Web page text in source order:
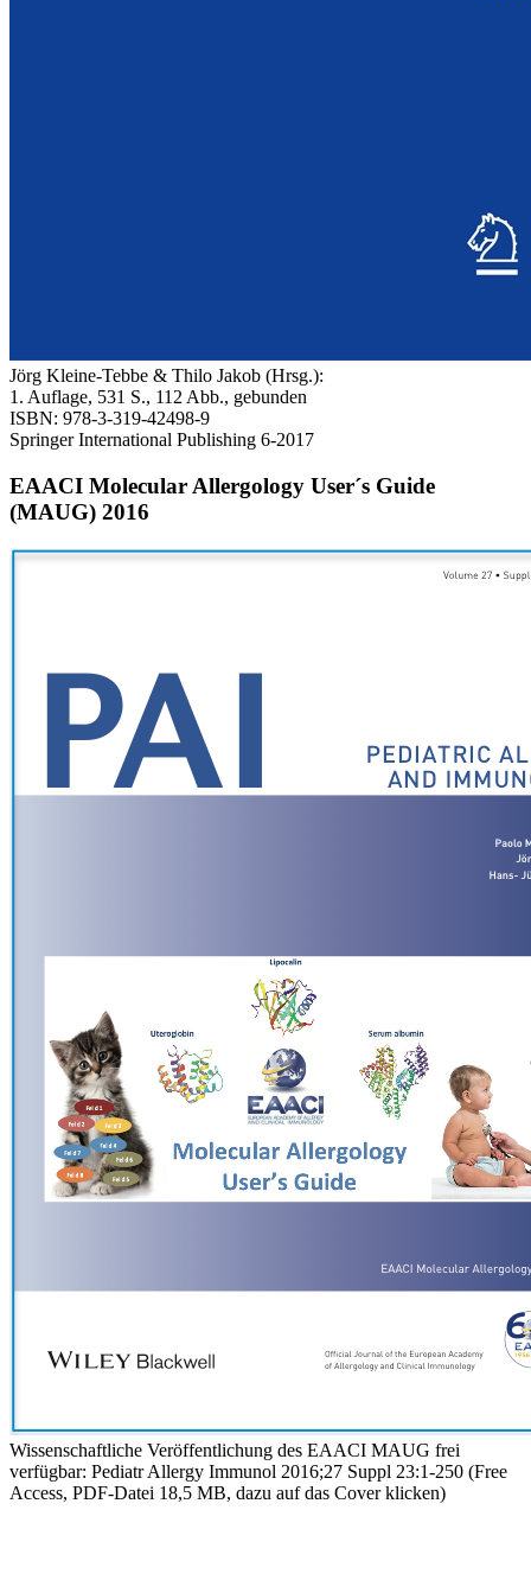
Jörg Kleine-Tebbe & Thilo Jakob (Hrsg.):
1. Auflage, 531 S., 112 Abb., gebunden
ISBN: 978-3-319-42498-9
Springer International Publishing 6-2017
EAACI Molecular Allergology User´s Guide
(MAUG) 2016
Wissenschaftliche Veröffentlichung des EAACI MAUG frei
verfügbar: Pediatr Allergy Immunol 2016;27 Suppl 23:1-250 (Free
Access, PDF-Datei 18,5 MB, dazu auf das Cover klicken)